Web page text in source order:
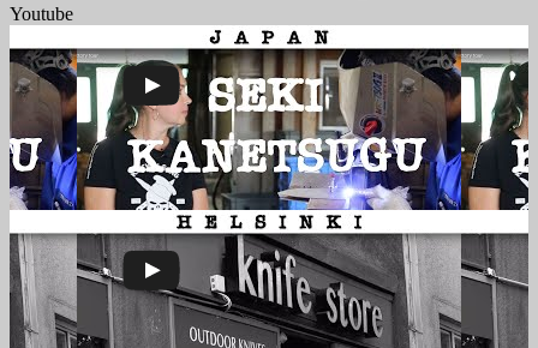
Youtube